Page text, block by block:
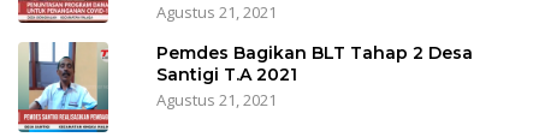
Agustus 21, 2021
Pemdes Bagikan BLT Tahap 2 Desa
Santigi T.A 2021
Agustus 21, 2021